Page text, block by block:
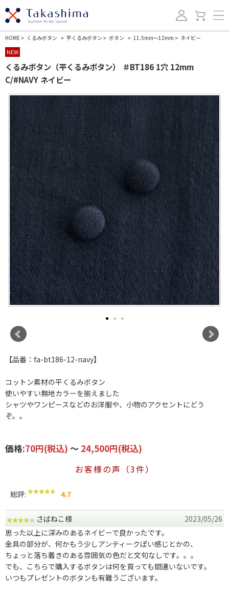
HOME> くるみボタン > 平くるみボタン > ボタン > 11.5mm～12mm > ネイビー
NEW
くるみボタン（平くるみボタン） ＃BT186 1穴 12mm
C/#NAVY ネイビー
【品番：fa-bt186-12-navy】
コットン素材の平くるみボタン
使いやすい無地カラーを揃えました
シャツやワンピースなどのお洋服や、小物のアクセントにどう
ぞ。。
価格:70円(税込) ～ 24,500円(税込)
お客様の声（3件）
総評: 4.7
さばねこ様
2023/05/26
思った以上に深みのあるネイビーで良かったです。
金具の部分が、何かもう少しアンティークぽい感じとかの、
ちょっと落ち着きのある雰囲気の色だと文句なしです。。。
でも、こちらで購入するボタンは何を買っても間違いないです。
いつもプレゼントのボタンも有難うございます。